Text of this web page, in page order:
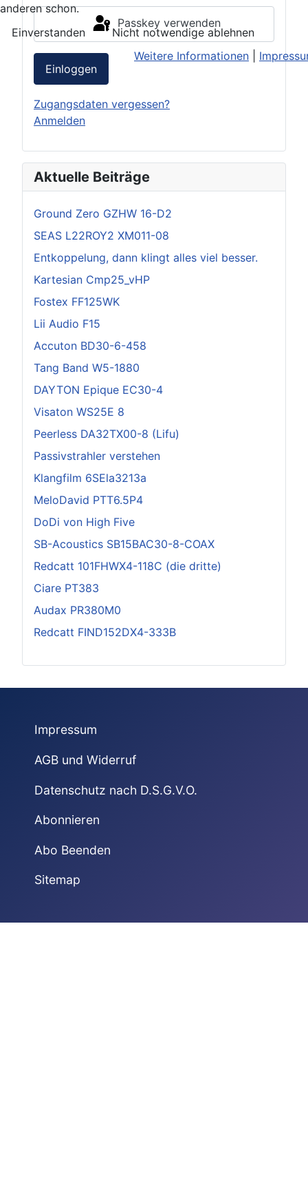
Passkey verwenden
Einloggen
Zugangsdaten vergessen?
Anmelden
Aktuelle Beiträge
Ground Zero GZHW 16-D2
SEAS L22ROY2 XM011-08
Entkoppelung, dann klingt alles viel besser.
Kartesian Cmp25_vHP
Fostex FF125WK
Lii Audio F15
Accuton BD30-6-458
Tang Band W5-1880
DAYTON Epique EC30-4
Visaton WS25E 8
Peerless DA32TX00-8 (Lifu)
Passivstrahler verstehen
Klangfilm 6SEla3213a
MeloDavid PTT6.5P4
DoDi von High Five
SB-Acoustics SB15BAC30-8-COAX
Redcatt 101FHWX4-118C (die dritte)
Ciare PT383
Audax PR380M0
Redcatt FIND152DX4-333B
Impressum
AGB und Widerruf
Datenschutz nach D.S.G.V.O.
Abonnieren
Abo Beenden
Sitemap
anderen schon.
Einverstanden
Nicht notwendige ablehnen
Weitere Informationen